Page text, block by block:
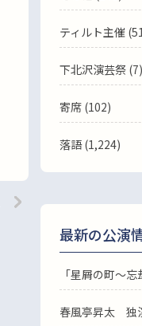
ティルト主催
下北沢演芸祭 (7)
寄席 (102)
落語(1,224)
最新の公演
「星屑の町～
春風亭昇太 独